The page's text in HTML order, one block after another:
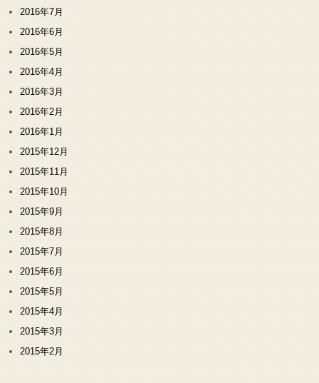
2016年7月
2016年6月
2016年5月
2016年4月
2016年3月
2016年2月
2016年1月
2015年12月
2015年11月
2015年10月
2015年9月
2015年8月
2015年7月
2015年6月
2015年5月
2015年4月
2015年3月
2015年2月